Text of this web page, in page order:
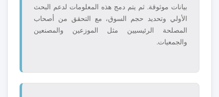
بيانات موثوقة. ثم يتم دمج هذه المعلومات لدعم البحث
الأولي وتحديد حجم السوق، مع التحقق من أصحاب
المصلحة الرئيسيين مثل الموزعين والمصنعين
والجمعيات.